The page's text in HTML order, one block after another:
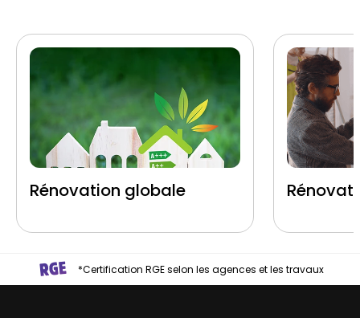
Rénovation globale
*Certification RGE selon les agences et les travaux